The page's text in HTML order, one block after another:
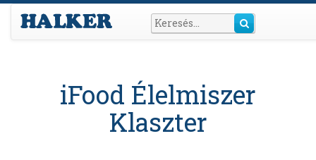
iFood Élelmiszer
Klaszter